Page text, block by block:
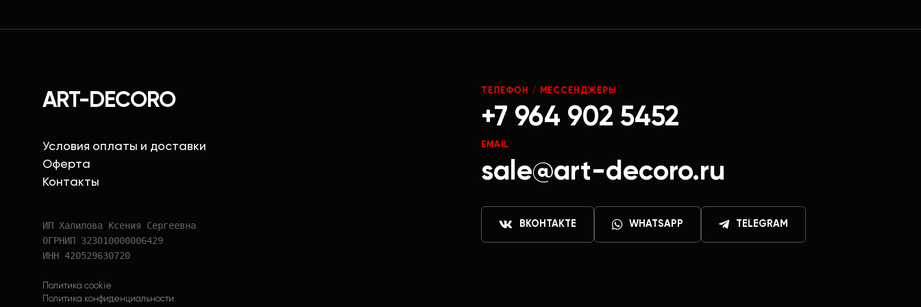
ART-DECORO
Условия оплаты и доставки
Оферта
Контакты
ИП Халилова Ксения Сергеевна
ОГРНИП 323010000006429
ИНН 420529630720
Политика cookie
Политика конфиденциальности
ТЕЛЕФОН / МЕССЕНДЖЕРЫ
+7 964 902 5452
EMAIL
sale@art-decoro.ru
ВКОНТАКТЕ WHATSAPP TELEGRAM